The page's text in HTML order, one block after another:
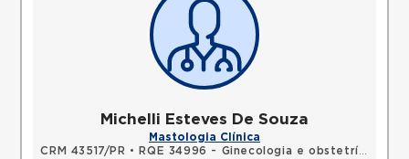
Michelli Esteves De Souza
Mastologia Clínica
CRM 43517/PR • RQE 34996 - Ginecologia e obstetrícia